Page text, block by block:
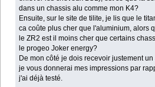
dans un chassis alu comme mon K4?
Ensuite, sur le site de tilite, je lis que le
ca coûte plus cher que l'aluminium, alors
le ZR2 est il moins cher que certains
le progeo Joker energy?
De mon côté je dois recevoir justement
je vous donnerai mes impressions par
j'ai déjà testé.